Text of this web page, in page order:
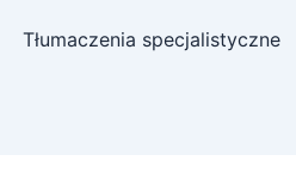
Tłumaczenia specjalistyczne